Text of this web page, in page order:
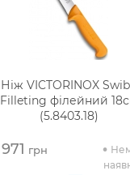
Ніж VICTORINOX
Filleting філейний
(5.8403.18)
971 грн